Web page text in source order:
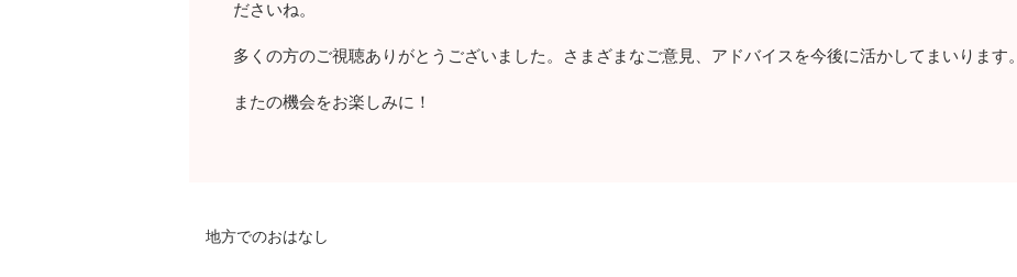
ださいね。
多くの方のご視聴ありがとうございました。さまざまなご意見、アドバイスを今後に活かしてまいります。
またの機会をお楽しみに！
地方でのおはなし